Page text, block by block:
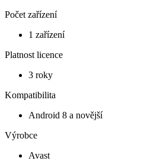
Počet zařízení
1 zařízení
Platnost licence
3 roky
Kompatibilita
Android 8 a novější
Výrobce
Avast